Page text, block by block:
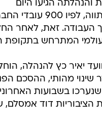
והנהלתה הגיעו היום
(שלישי) להסכמה
העבודה. זאת, לאחר
המתרחש בתקופת
יאיר כץ להנהלה,
מהותי, ההסכם
שנערכו בשבועות
דוד אמסלם,